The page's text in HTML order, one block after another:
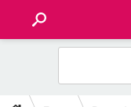
FOROS